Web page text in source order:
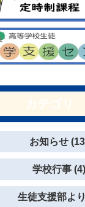
お知らせ
学校行事 (4)
生徒支援部よ